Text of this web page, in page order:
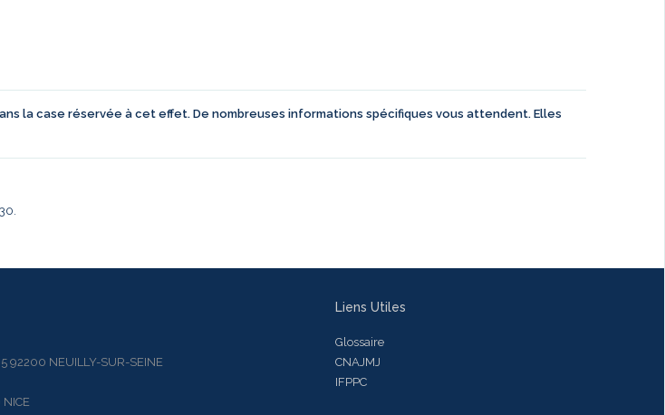
la case réservée à cet effet. De nombreuses informations spécifiques vous attendent. Elles
NEUILLY-SUR-SEINE
Liens Utiles
Glossaire
CNAJMJ
IFPPC